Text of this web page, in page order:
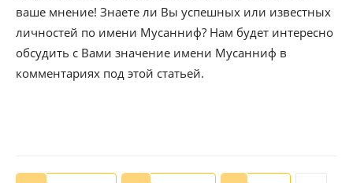
ваше мнение! Знаете ли Вы успешных или известных
личностей по имени Мусанниф? Нам будет интересно
обсудить с Вами значение имени Мусанниф в
комментариях под этой статьей.